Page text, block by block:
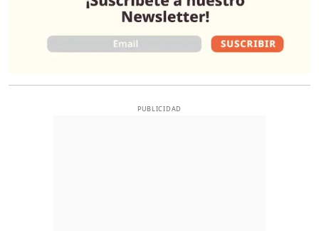
PUBLICIDAD